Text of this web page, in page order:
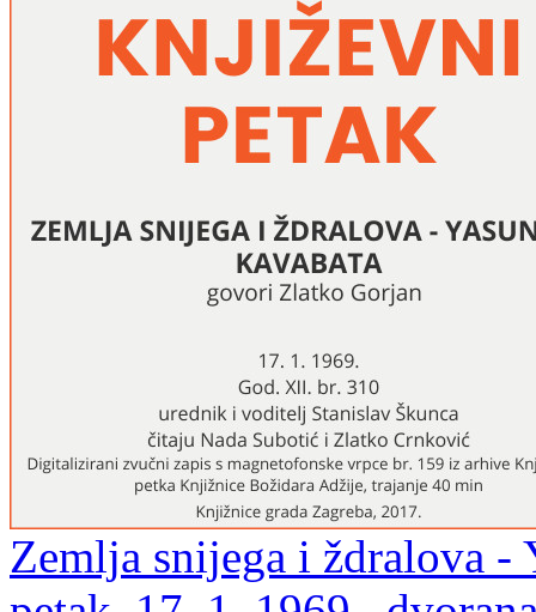
Zemlja snijega i ždralova -